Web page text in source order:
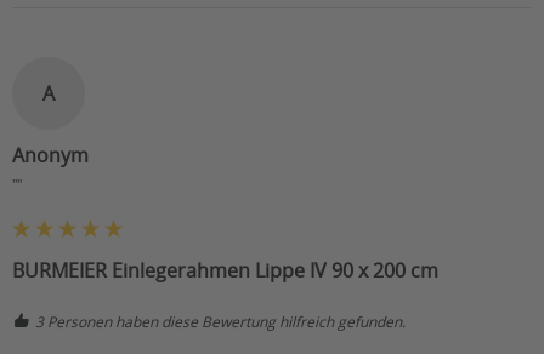
A
Anonym
""
BURMEIER Einlegerahmen Lippe IV 90 x 200 cm
3 Personen haben diese Bewertung hilfreich gefunden.